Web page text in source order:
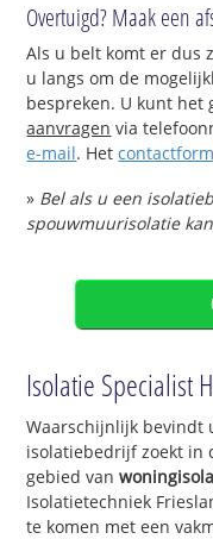
Overtuigd? Maak een
Als u belt komt er dus
u langs om de
bespreken. U kunt het
aanvragen via
e-mail. Het
» Bel als u een
spouwmuurisolatie
Isolatie Specialist
Waarschijnlijk bevindt
isolatiebedrijf zoekt in
gebied van
Isolatietechniek
te komen met een